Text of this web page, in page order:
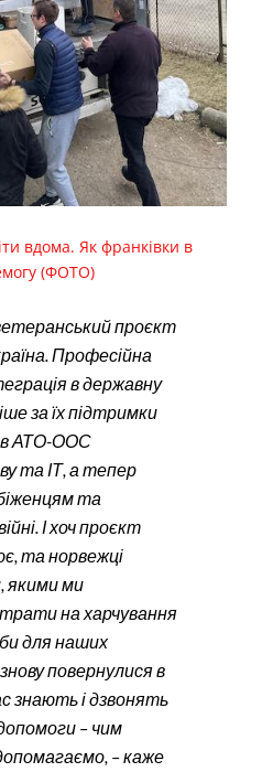
вдома. Як франківки в
(ФОТО)
проєкт
Професійна
в державну
за їх підтримки
АТО-ООС
та ІТ, а тепер
та
І хоч проєкт
та норвежці
якими ми
на харчування
для наших
повернулися в
знають і дзвонять
– чим
– каже